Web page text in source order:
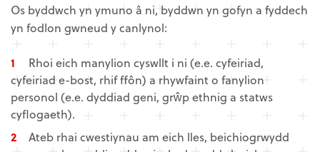
Os byddwch yn ymuno â ni, byddwn yn gofyn a fyddech
yn fodlon gwneud y canlynol:
Rhoi eich manylion cyswllt i ni (e.e. cyfeiriad,
cyfeiriad e-bost, rhif ffôn) a rhywfaint o fanylion
personol (e.e. dyddiad geni, grŵp ethnig a statws
cyflogaeth).
Ateb rhai cwestiynau am eich lles, beichiogrwydd